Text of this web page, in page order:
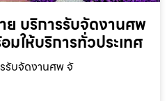
ย บริการรับจัดงานศพ
มให้บริการทั่วประเทศ
รับจัดงานศพ จั